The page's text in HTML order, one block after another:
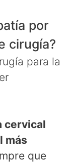
por
cirugía?
para la
cervical
más
que